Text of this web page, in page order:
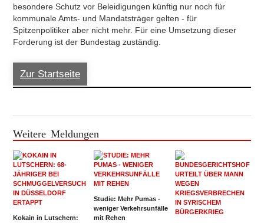
besondere Schutz vor Beleidigungen künftig nur noch für
kommunale Amts- und Mandatsträger gelten - für
Spitzenpolitiker aber nicht mehr. Für eine Umsetzung dieser
Forderung ist der Bundestag zuständig.
Zur Startseite
Weitere Meldungen
Kokain in Lutschern:
Studie: Mehr Pumas -
weniger Verkehrsunfälle
mit Rehen